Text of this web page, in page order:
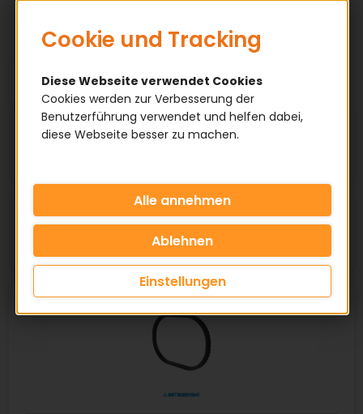
HERSTELLER
1 2 3 4 5
Sortieren nach:
Artikel pro Seite:
Cookie und Tracking
Diese Webseite verwendet Cookies
Cookies werden zur Verbesserung der
Benutzerführung verwendet und helfen dabei,
diese Webseite besser zu machen.
Einstellungen